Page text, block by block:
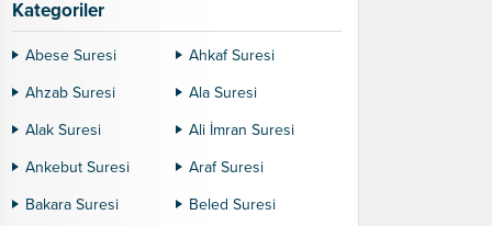
Kategoriler
Abese Suresi
Ahkaf Suresi
Ahzab Suresi
Ala Suresi
Alak Suresi
Ali İmran Suresi
Ankebut Suresi
Araf Suresi
Bakara Suresi
Beled Suresi